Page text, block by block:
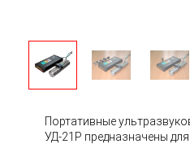
Портативные
УД-21Р предназначены